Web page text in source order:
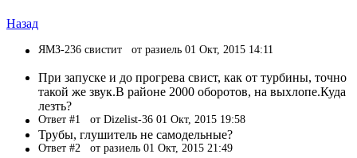
Назад
ЯМЗ-236 свистит от разиель 01 Окт, 2015 14:11
При запуске и до прогрева свист, как от турбины, точно
такой же звук.В районе 2000 оборотов, на выхлопе.Куда
лезть?
Ответ #1 от Dizelist-36 01 Окт, 2015 19:58
Трубы, глушитель не самодельные?
Ответ #2 от разиель 01 Окт, 2015 21:49